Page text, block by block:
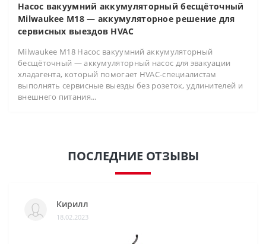
Насос вакуумний аккумуляторный бесщёточный
Milwaukee M18 — аккумуляторное решение для
сервисных выездов HVAC
Milwaukee M18 Насос вакуумний аккумуляторный
бесщёточный — аккумуляторный насос для эвакуации
хладагента, который помогает HVAC-специалистам
выполнять сервисные выезды без розеток, удлинителей и
внешнего питания...
ПОСЛЕДНИЕ ОТЗЫВЫ
Кирилл
18.02.2023